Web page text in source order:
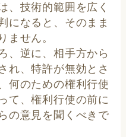
、技術的範囲を広く
になると、そのまま
ません。
、逆に、相手方から
れ、特許が無効とさ
何のための権利行使
て、権利行使の前に
の意見を聞くべきで